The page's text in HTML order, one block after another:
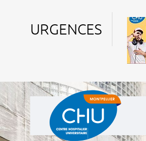
URGENCES